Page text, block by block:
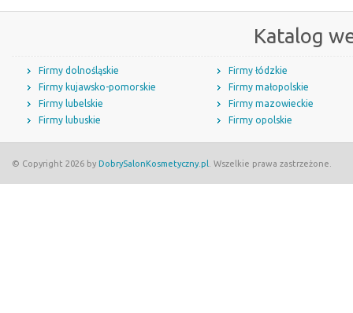
Katalog
Firmy dolnośląskie
Firmy kujawsko-pomorskie
Firmy lubelskie
Firmy lubuskie
Firmy łódzkie
Firmy małopolskie
Firmy mazowieckie
Firmy opolskie
© Copyright 2026 by DobrySalonKosmetyczny.pl . Wszelkie prawa zastrzeżone.